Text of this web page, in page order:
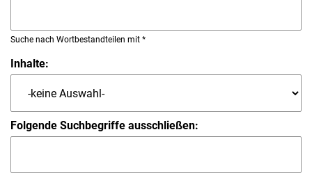
Suche nach Wortbestandteilen mit *
Inhalte:
Folgende Suchbegriffe ausschließen: